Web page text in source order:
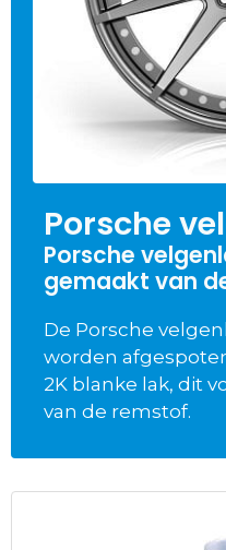
Porsche
Porsche
gemaakt van
De Porsche
worden
2K blanke lak, dit
van de remstof.